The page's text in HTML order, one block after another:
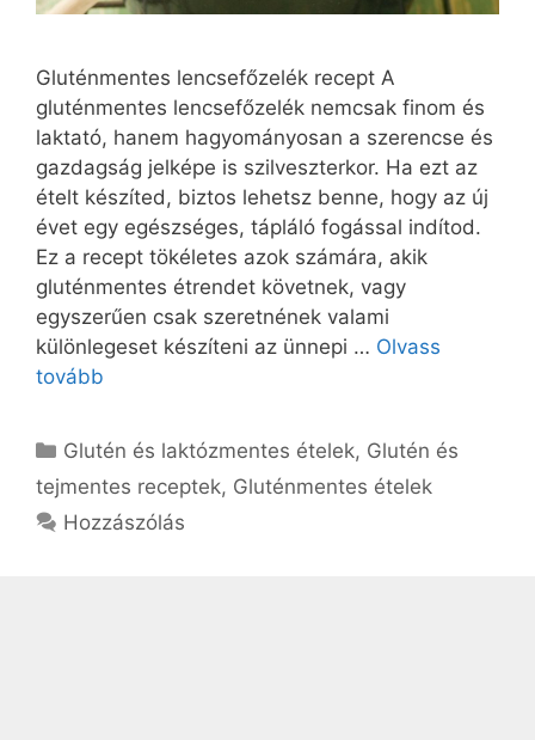
Gluténmentes lencsefőzelék recept A
gluténmentes lencsefőzelék nemcsak finom és
laktató, hanem hagyományosan a szerencse és
gazdagság jelképe is szilveszterkor. Ha ezt az
ételt készíted, biztos lehetsz benne, hogy az új
évet egy egészséges, tápláló fogással indítod.
Ez a recept tökéletes azok számára, akik
gluténmentes étrendet követnek, vagy
egyszerűen csak szeretnének valami
különlegeset készíteni az ünnepi … Olvass
tovább
Kategória
Glutén és laktózmentes ételek, Glutén és
tejmentes receptek, Gluténmentes ételek
Hozzászólás